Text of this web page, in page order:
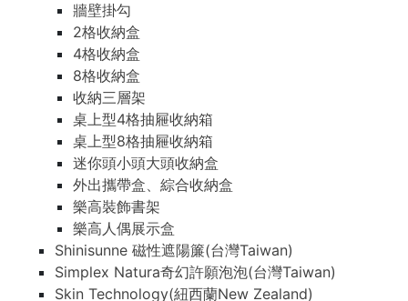
牆壁掛勾
2格收納盒
4格收納盒
8格收納盒
收納三層架
桌上型4格抽屜收納箱
桌上型8格抽屜收納箱
迷你頭小頭大頭收納盒
外出攜帶盒、綜合收納盒
樂高裝飾書架
樂高人偶展示盒
Shinisunne 磁性遮陽簾(台灣Taiwan)
Simplex Natura奇幻許願泡泡(台灣Taiwan)
Skin Technology(紐西蘭New Zealand)